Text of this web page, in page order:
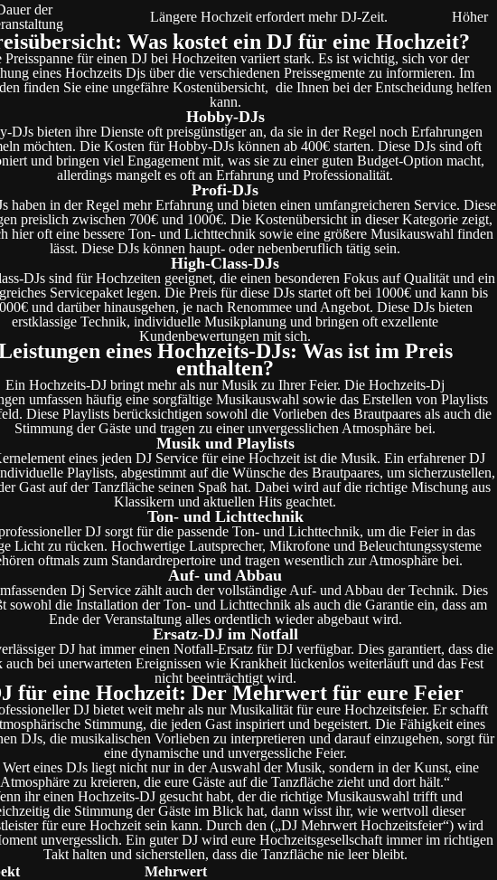
der
Längere Hochzeit erfordert mehr DJ-Zeit. Höher
Was kostet ein DJ für eine Hochzeit?
Preisspanne für einen DJ bei Hochzeiten variiert stark. Es ist wichtig, sich vor der
eines Hochzeits Djs über die verschiedenen Preissegmente zu informieren. Im
finden Sie eine ungefähre Kostenübersicht, die Ihnen bei der Entscheidung helfen
kann.
Hobby-DJs
DJs bieten ihre Dienste oft preisgünstiger an, da sie in der Regel noch Erfahrungen
möchten. Die Kosten für Hobby-DJs können ab 400€ starten. Diese DJs sind oft
und bringen viel Engagement mit, was sie zu einer guten Budget-Option macht,
allerdings mangelt es oft an Erfahrung und Professionalität.
Profi-DJs
haben in der Regel mehr Erfahrung und bieten einen umfangreicheren Service. Diese
preislich zwischen 700€ und 1000€. Die Kostenübersicht in dieser Kategorie zeigt,
hier oft eine bessere Ton- und Lichttechnik sowie eine größere Musikauswahl finden
lässt. Diese DJs können haupt- oder nebenberuflich tätig sein.
High-Class-DJs
DJs sind für Hochzeiten geeignet, die einen besonderen Fokus auf Qualität und ein
Servicepaket legen. Die Preis für diese DJs startet oft bei 1000€ und kann bis
und darüber hinausgehen, je nach Renommee und Angebot. Diese DJs bieten
erstklassige Technik, individuelle Musikplanung und bringen oft exzellente
Kundenbewertungen mit sich.
eines Hochzeits-DJs: Was ist im Preis
enthalten?
Ein Hochzeits-DJ bringt mehr als nur Musik zu Ihrer Feier. Die Hochzeits-Dj
umfassen häufig eine sorgfältige Musikauswahl sowie das Erstellen von Playlists
Diese Playlists berücksichtigen sowohl die Vorlieben des Brautpaares als auch die
Stimmung der Gäste und tragen zu einer unvergesslichen Atmosphäre bei.
Musik und Playlists
eines jeden DJ Service für eine Hochzeit ist die Musik. Ein erfahrener DJ
Playlists, abgestimmt auf die Wünsche des Brautpaares, um sicherzustellen,
Gast auf der Tanzfläche seinen Spaß hat. Dabei wird auf die richtige Mischung aus
Klassikern und aktuellen Hits geachtet.
Ton- und Lichttechnik
DJ sorgt für die passende Ton- und Lichttechnik, um die Feier in das
Licht zu rücken. Hochwertige Lautsprecher, Mikrofone und Beleuchtungssysteme
oftmals zum Standardrepertoire und tragen wesentlich zur Atmosphäre bei.
Auf- und Abbau
Dj Service zählt auch der vollständige Auf- und Abbau der Technik. Dies
sowohl die Installation der Ton- und Lichttechnik als auch die Garantie ein, dass am
Ende der Veranstaltung alles ordentlich wieder abgebaut wird.
Ersatz-DJ im Notfall
DJ hat immer einen Notfall-Ersatz für DJ verfügbar. Dies garantiert, dass die
auch bei unerwarteten Ereignissen wie Krankheit lückenlos weiterläuft und das Fest
nicht beeinträchtigt wird.
für eine Hochzeit: Der Mehrwert für eure Feier
DJ bietet weit mehr als nur Musikalität für eure Hochzeitsfeier. Er schafft
Stimmung, die jeden Gast inspiriert und begeistert. Die Fähigkeit eines
DJs, die musikalischen Vorlieben zu interpretieren und darauf einzugehen, sorgt für
eine dynamische und unvergessliche Feier.
Wert eines DJs liegt nicht nur in der Auswahl der Musik, sondern in der Kunst, eine
Atmosphäre zu kreieren, die eure Gäste auf die Tanzfläche zieht und dort hält.“
ihr einen Hochzeits-DJ gesucht habt, der die richtige Musikauswahl trifft und
die Stimmung der Gäste im Blick hat, dann wisst ihr, wie wertvoll dieser
für eure Hochzeit sein kann. Durch den („DJ Mehrwert Hochzeitsfeier“) wird
unvergesslich. Ein guter DJ wird eure Hochzeitsgesellschaft immer im richtigen
Takt halten und sicherstellen, dass die Tanzfläche nie leer bleibt.
Mehrwert